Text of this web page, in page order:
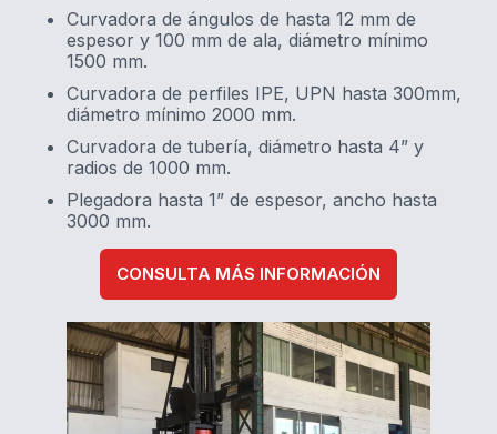
Curvadora de ángulos de hasta 12 mm de
espesor y 100 mm de ala, diámetro mínimo
1500 mm.
Curvadora de perfiles IPE, UPN hasta 300mm,
diámetro mínimo 2000 mm.
Curvadora de tubería, diámetro hasta 4” y
radios de 1000 mm.
Plegadora hasta 1” de espesor, ancho hasta
3000 mm.
CONSULTA MÁS INFORMACIÓN